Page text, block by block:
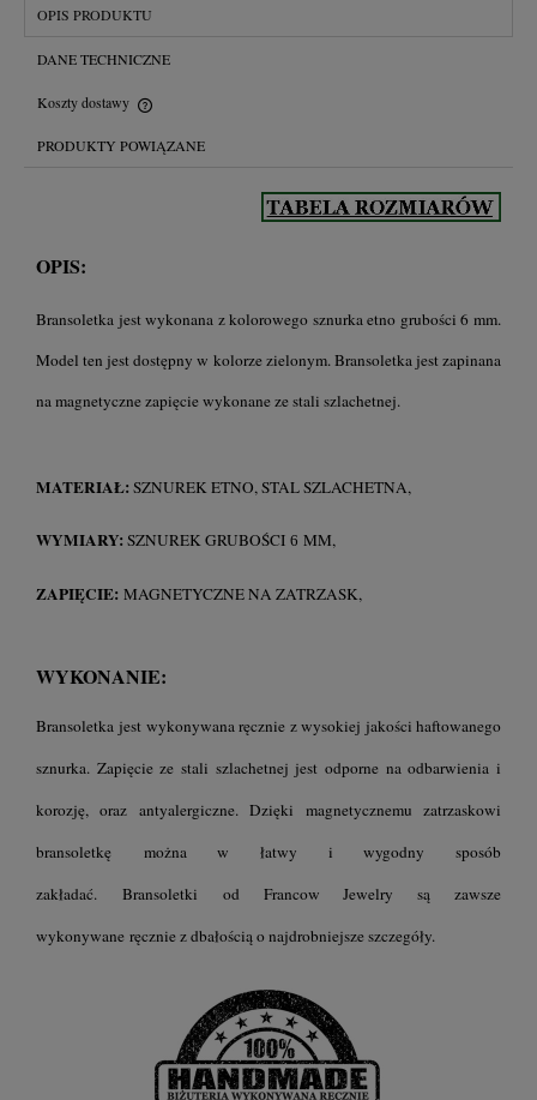
OPIS PRODUKTU
DANE TECHNICZNE
Koszty dostawy
Cena nie zawiera ewentualnych kosztów płatności
PRODUKTY POWIĄZANE
OPIS:
Bransoletka jest wykonana z kolorowego sznurka etno grubości 6 mm.
Model ten jest dostępny w kolorze zielonym. Bransoletka jest zapinana
na magnetyczne zapięcie wykonane ze stali szlachetnej.
MATERIAŁ: SZNUREK ETNO, STAL SZLACHETNA,
WYMIARY: SZNUREKGRUBOŚCI 6 MM,
ZAPIĘCIE: MAGNETYCZNE NA ZATRZASK,
WYKONANIE:
Bransoletka jest wykonywana ręcznie z wysokiej jakości haftowanego
sznurka. Zapięcie ze stali szlachetnej jest odporne na odbarwienia i
korozję, oraz antyalergiczne. Dzięki magnetycznemu zatrzaskowi
bransoletkę można w łatwy i wygodny sposób
zakładać. Bransoletki od Francow Jewelry są zawsze
wykonywane ręcznie z dbałością o najdrobniejsze szczegóły.